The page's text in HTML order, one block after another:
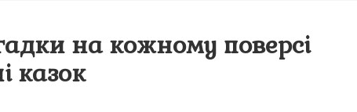
на кожному поверсі
казок